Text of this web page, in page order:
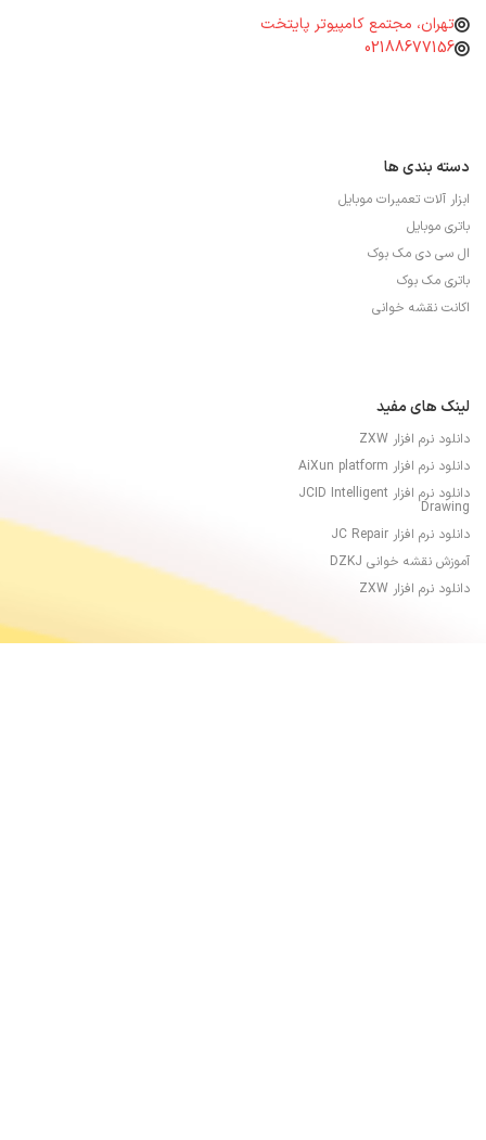
تهران، مجتمع کامپیوتر پایتخت
02188677156
دسته بندی ها
ابزار آلات تعمیرات موبایل
باتری موبایل
ال سی دی مک بوک
باتری مک بوک
اکانت نقشه خوانی
لینک های مفید
دانلود نرم افزار ZXW
دانلود نرم افزار AiXun platform
دانلود نرم افزار JCID Intelligent
Drawing
دانلود نرم افزار JC Repair
آموزش نقشه خوانی DZKJ
دانلود نرم افزار ZXW